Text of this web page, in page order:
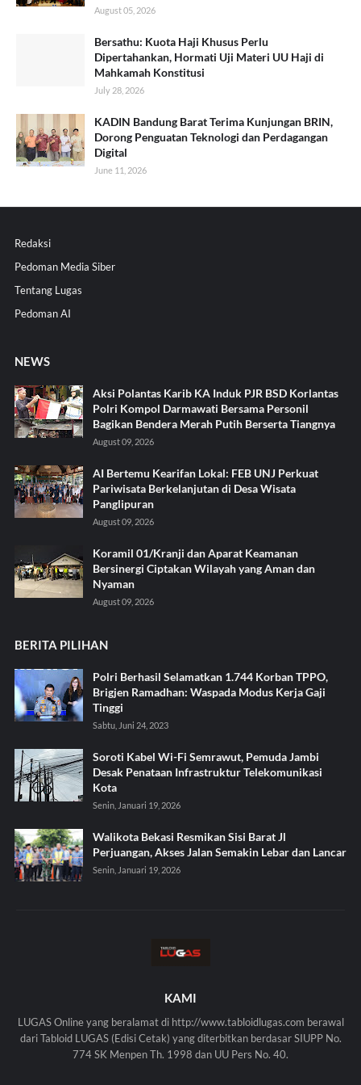
August 05, 2026
Bersathu: Kuota Haji Khusus Perlu
Dipertahankan, Hormati Uji Materi UU Haji di
Mahkamah Konstitusi
July 28, 2026
KADIN Bandung Barat Terima Kunjungan BRIN,
Dorong Penguatan Teknologi dan Perdagangan
Digital
June 11, 2026
Redaksi
Pedoman Media Siber
Tentang Lugas
Pedoman AI
NEWS
Aksi Polantas Karib KA Induk PJR BSD Korlantas
Polri Kompol Darmawati Bersama Personil
Bagikan Bendera Merah Putih Berserta Tiangnya
August 09, 2026
AI Bertemu Kearifan Lokal: FEB UNJ Perkuat
Pariwisata Berkelanjutan di Desa Wisata
Panglipuran
August 09, 2026
Koramil 01/Kranji dan Aparat Keamanan
Bersinergi Ciptakan Wilayah yang Aman dan
Nyaman
August 09, 2026
BERITA PILIHAN
Polri Berhasil Selamatkan 1.744 Korban TPPO,
Brigjen Ramadhan: Waspada Modus Kerja Gaji
Tinggi
Sabtu, Juni 24, 2023
Soroti Kabel Wi-Fi Semrawut, Pemuda Jambi
Desak Penataan Infrastruktur Telekomunikasi
Kota
Senin, Januari 19, 2026
Walikota Bekasi Resmikan Sisi Barat Jl
Perjuangan, Akses Jalan Semakin Lebar dan Lancar
Senin, Januari 19, 2026
KAMI
LUGAS Online yang beralamat di http://www.tabloidlugas.com berawal
dari Tabloid LUGAS (Edisi Cetak) yang diterbitkan berdasar SIUPP No.
774 SK Menpen Th. 1998 dan UU Pers No. 40.